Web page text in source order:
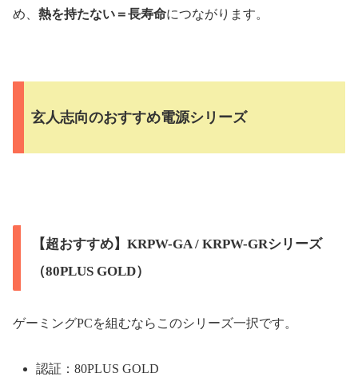
め、 熱を持たない＝長寿命につながります。
玄人志向のおすすめ電源シリーズ
【超おすすめ】KRPW-GA / KRPW-GRシリーズ
（80PLUS GOLD）
ゲーミングPCを組むならこのシリーズ一択です。
認証：80PLUS GOLD